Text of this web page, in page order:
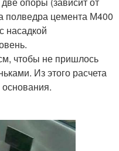
полведра цемента М400
насадкой
чтобы не пришлось
Из этого расчета